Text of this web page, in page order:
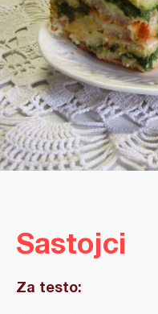
Sastojci
Za testo: